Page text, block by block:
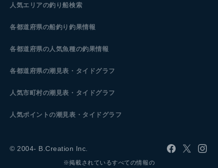
人気エリアの釣り船検索
各都道府県の船釣り釣果情報
各都道府県の人気魚種の釣果情報
各都道府県の潮見表 ・タイドグラフ
人気市町村の潮見表・タイドグラフ
人気ポイントの潮見表・タイドグラフ
© 2004- B.Creation Inc.
※掲載されているすべての情報の